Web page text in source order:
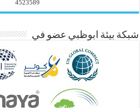
4523589
شبكة بيئة ابوظبي عضو في